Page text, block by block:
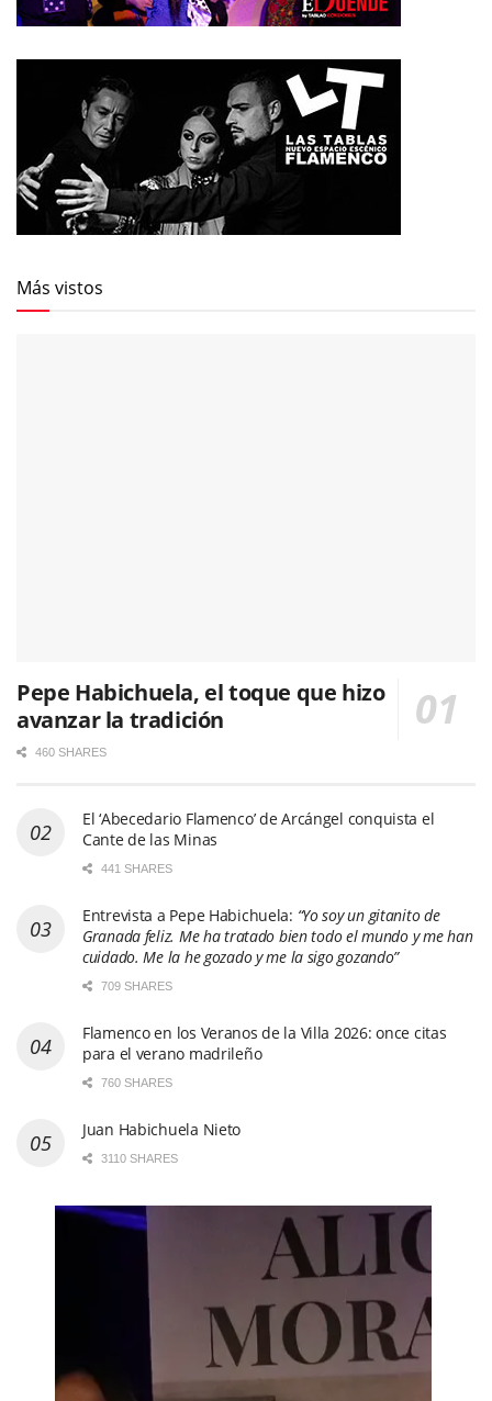
Más vistos
Pepe Habichuela, el toque que hizo
avanzar la tradición
460 SHARES
El ‘Abecedario Flamenco’ de Arcángel conquista el
Cante de las Minas
441 SHARES
Entrevista a Pepe Habichuela: “Yo soy un gitanito de
Granada feliz. Me ha tratado bien todo el mundo y me han
cuidado. Me la he gozado y me la sigo gozando”
709 SHARES
Flamenco en los Veranos de la Villa 2026: once citas
para el verano madrileño
760 SHARES
Juan Habichuela Nieto
3110 SHARES